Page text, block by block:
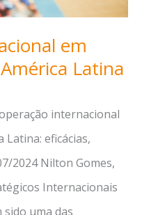
em
Latina
internacional
Latina: eficácias,
2024 Nilton Gomes,
Internacionais
sido uma das